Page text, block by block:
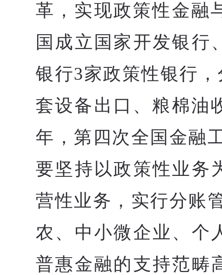
革，实现政策性金融
国成立国家开发银行
银行3家政策性银行
套设备出口、粮棉油
年，第四次全国金融
要坚持以政策性业务
营性业务，实行分账
农、中小微企业、个
普惠金融的支持范畴